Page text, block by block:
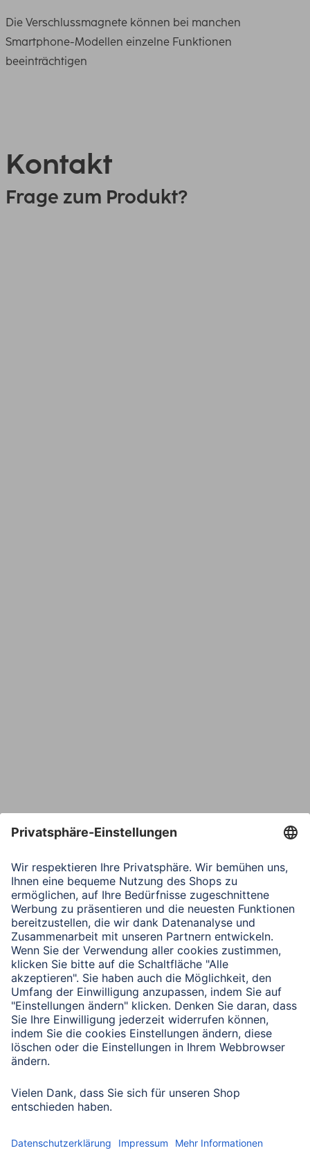
Die Verschlussmagnete können bei manchen
Smartphone-Modellen einzelne Funktionen
beeinträchtigen
Kontakt
Frage zum Produkt?
Verbleibende Zeichen: 1000/ 1000
Senden
Mit Absenden des Formulars bestätigen Sie, dass Sie unsere
Datenschutzbestimmungen zur Formulardatenverarbeitung zur
Datenschutz